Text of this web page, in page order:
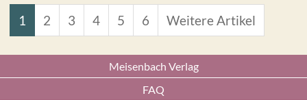
1 2 3 4 5 6 Weitere Artikel
Meisenbach Verlag
FAQ